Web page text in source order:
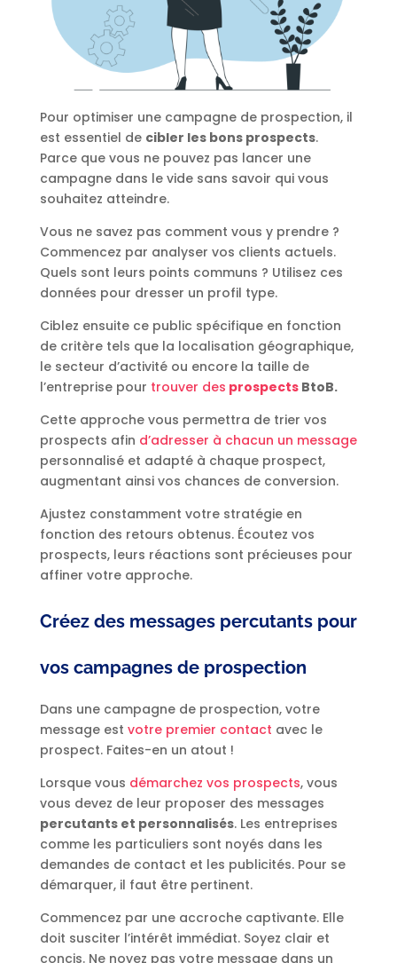
Pour optimiser une campagne de prospection, il
est essentiel de cibler les bons prospects.
Parce que vous ne pouvez pas lancer une
campagne dans le vide sans savoir qui vous
souhaitez atteindre.
Vous ne savez pas comment vous y prendre ?
Commencez par analyser vos clients actuels.
Quels sont leurs points communs ? Utilisez ces
données pour dresser un profil type.
Ciblez ensuite ce public spécifique en fonction
de critère tels que la localisation géographique,
le secteur d’activité ou encore la taille de
l’entreprise pour trouver des prospectsBtoB.
Cette approche vous permettra de trier vos
prospects afin d’adresser à chacun un message
personnalisé et adapté à chaque prospect,
augmentant ainsi vos chances de conversion.
Ajustez constamment votre stratégie en
fonction des retours obtenus. Écoutez vos
prospects, leurs réactions sont précieuses pour
affiner votre approche.
Créez des messages percutants pour
vos campagnes de prospection
Dans une campagne de prospection, votre
message est votre premier contact avec le
prospect. Faites-en un atout !
Lorsque vous démarchez vos prospects, vous
vous devez de leur proposer des messages
percutants et personnalisés. Les entreprises
comme les particuliers sont noyés dans les
demandes de contact et les publicités. Pour se
démarquer, il faut être pertinent.
Commencez par une accroche captivante. Elle
doit susciter l’intérêt immédiat. Soyez clair et
concis. Ne noyez pas votre message dans un